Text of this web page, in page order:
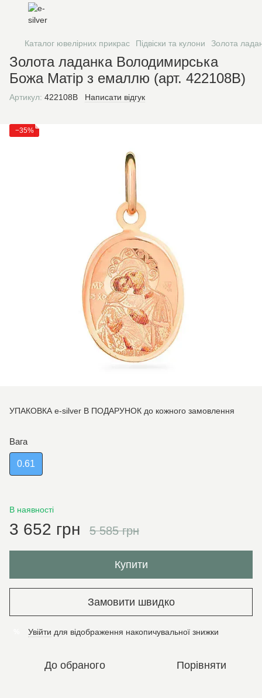
Каталог ювелірних прикрас Підвіски та кулони Золота
Золота ладанка Володимирська
Божа Матір з емаллю (арт. 422108В)
Артикул: 422108В Написати відгук
−35%
УПАКОВКА e-silver В ПОДАРУНОК до кожного замовлення
Вага
0.61
В наявності
3 652 грн 5 585 грн
Купити
Замовити швидко
Увійти для відображення накопичувальної знижки
До обраного Порівняти